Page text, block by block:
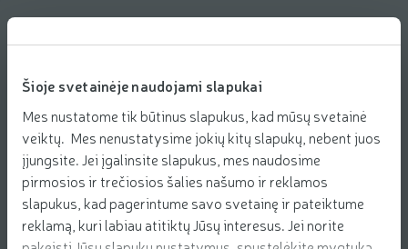
Šioje svetainėje naudojami slapukai
Mes nustatome tik būtinus slapukus, kad mūsų svetainė
veiktų. Mes nenustatysime jokių kitų slapukų, nebent juos
įjungsite. Jei įgalinsite slapukus, mes naudosime
pirmosios ir trečiosios šalies našumo ir reklamos
slapukus, kad pagerintume savo svetainę ir pateiktume
reklamą, kuri labiau atitiktų Jūsų interesus. Jei norite